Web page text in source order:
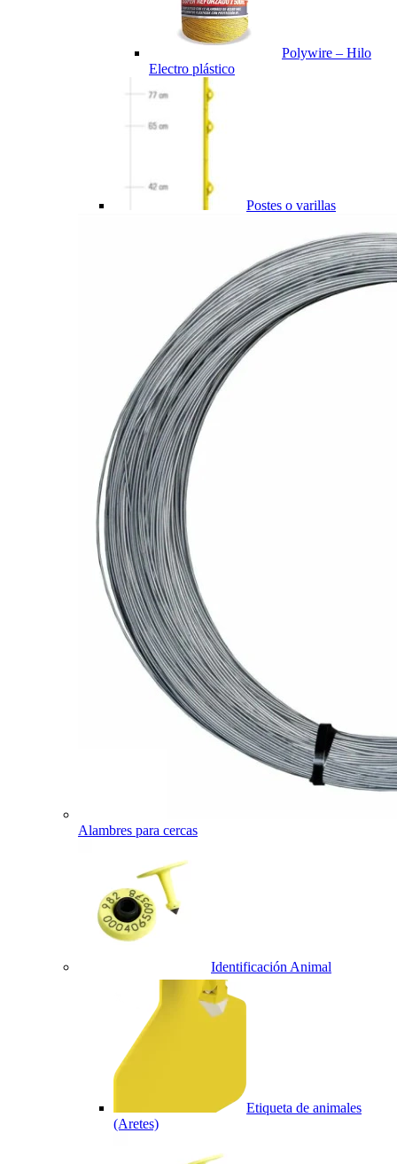
Polywire – Hilo
Electro plástico
Postes o varillas
Alambres para cercas
Identificación Animal
Etiqueta de animales
(Aretes)